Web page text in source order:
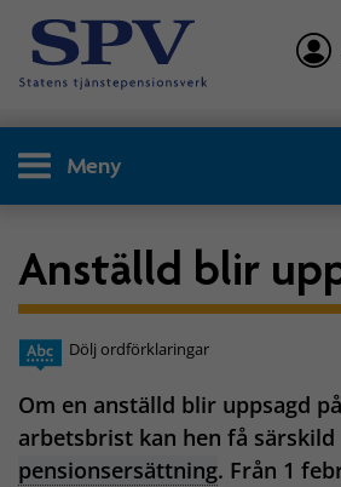
Meny
Anställd blir
Dölj ordförklaringar
Om en anställd blir uppsagd
arbetsbrist kan hen få särskild
pensionsersättning. Från 1